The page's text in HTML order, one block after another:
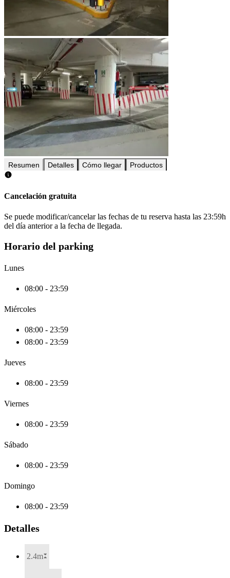
Resumen Detalles Cómo llegar Productos
Cancelación gratuita
Se puede modificar/cancelar las fechas de tu reserva hasta las 23:59h
del día anterior a la fecha de llegada.
Horario del parking
Lunes
08:00 - 23:59
Miércoles
08:00 - 23:59
08:00 - 23:59
Jueves
08:00 - 23:59
Viernes
08:00 - 23:59
Sábado
08:00 - 23:59
Domingo
08:00 - 23:59
Detalles
2.4m